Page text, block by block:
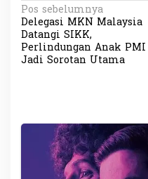
N
a
v
s
Pos sebelumnya
Delegasi MKN Malaysia
Datangi SIKK,
Perlindungan Anak PMI
Jadi Sorotan Utama